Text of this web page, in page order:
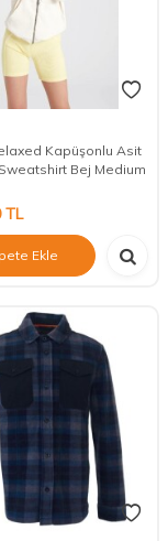
Kapüşonlu Asit
Sweatshirt Bej Medium
TL
Ekle